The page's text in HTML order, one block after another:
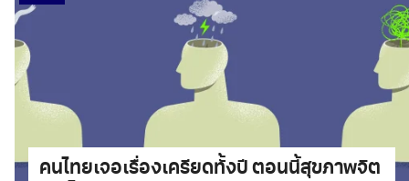
คนไทยเจอเรื่องเครียดทั้งปี ตอนนี้สุขภาพจิต